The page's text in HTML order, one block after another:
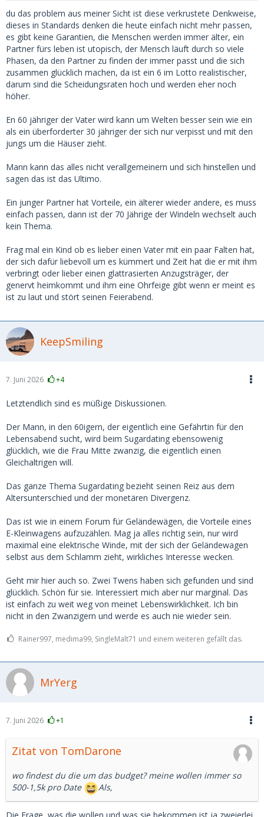
aber ich hab nichts dagegen wenn er mich deswegen umso
mehr verwöhnen will.
Ich muss an der Stelle auch anmerken. Ich bin noch etwas
grummelig wegen zwei anderen Herren mit denen es
vorletzten Monat etwas unschön auseinander ging.
Der eine hatte mir auch deutlich gesagt wie ich nach
meinem 24ten Geburtstag zu alt für ihn bin und er
eigentlich schon jüngere Frauen bevorzugt. Tat etwas weh
man fühlt sich deswegen umso benutzter.
Und romantische Beziehungen mit dem Altersunterschied
verteufel ich nicht direkt. Die Frau von dem besten Freund
meiner Mutti ist ja auch glaube ich so 20/30 Jahre jünger.
Die beiden passen gut zusammen, aber scherzen auch
regelmäßig wie sie regelmäßig seinen Rücken einrenkt und
schauen muss ob er wirklich alle Medikamente nimmt.
Solche Sachen könnten nunmal auf einen zukommen wenn
sein. (auch wenn da der Spruch von Freunden kommen
würde a la "dann ist man länger eine reiche Witwe, kann ja
auch schön sein". Finde ich eher bitter, wenn ich liebe
möchte ich auch viel Zeit zusammen haben und auch einen
fitten Vater für meine zukünftigen Kinder - da merke ich es
ich meine Kindheit mit der von meinen 10 Jahre jüngeren
Bruder Vergleiche)
du das problem aus meiner Sicht ist diese verkrustete Denkweise,
dieses in Standards denken die heute einfach nicht mehr passen,
es gibt keine Garantien, die Menschen werden immer älter, ein
Partner fürs leben ist utopisch, der Mensch läuft durch so viele
Phasen, da den Partner zu finden der immer passt und die sich
zusammen glücklich machen, da ist ein 6 im Lotto realistischer,
darum sind die Scheidungsraten hoch und werden eher noch
höher.
En 60 jähriger der Vater wird kann um Welten besser sein wie ein
als ein überforderter 30 jähriger der sich nur verpisst und mit den
jungs um die Häuser zieht.
Mann kann das alles nicht verallgemeinern und sich hinstellen und
sagen das ist das Ultimo.
Ein junger Partner hat Vorteile, ein älterer wieder andere, es muss
einfach passen, dann ist der 70 Jährige der Windeln wechselt auch
kein Thema.
Frag mal ein Kind ob es lieber einen Vater mit ein paar Falten hat,
der sich dafür liebevoll um es kümmert und Zeit hat die er mit ihm
verbringt oder lieber einen glattrasierten Anzugsträger, der
genervt heimkommt und ihm eine Ohrfeige gibt wenn er meint es
ist zu laut und stört seinen Feierabend.
KeepSmiling
7. Juni 2026 +4
Letztendlich sind es müßige Diskussionen.
Der Mann, in den 60igern, der eigentlich eine Gefährtin für den
Lebensabend sucht, wird beim Sugardating ebensowenig
glücklich, wie die Frau Mitte zwanzig, die eigentlich einen
Gleichaltrigen will.
Das ganze Thema Sugardating bezieht seinen Reiz aus dem
Altersunterschied und der monetären Divergenz.
Das ist wie in einem Forum für Geländewägen, die Vorteile eines
E-Kleinwagens aufzuzählen. Mag ja alles richtig sein, nur wird
maximal eine elektrische Winde, mit der sich der Geländewagen
selbst aus dem Schlamm zieht, wirkliches Interesse wecken.
Geht mir hier auch so. Zwei Twens haben sich gefunden und sind
glücklich. Schön für sie. Interessiert mich aber nur marginal. Das
ist einfach zu weit weg von meinet Lebenswirklichkeit. Ich bin
nicht in den Zwanzigern und werde es auch nie wieder sein.
Rainer997, medima99, SingleMalt71 und einem weiteren gefällt das.
MrYerg
7. Juni 2026 +1
Zitat von TomDarone
wo findest du die um das budget? meine wollen immer so
500-1,5k pro Date
Als,